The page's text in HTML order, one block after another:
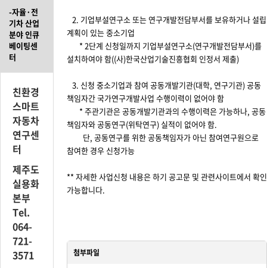
2. 기업부설연구소 또는 연구개발전담부서를 보유하거나 설립
계획이 있는 중소기업
* 2단계 신청일까지 기업부설연구소(연구개발전담부서)를
설치하여야 함((사)한국산업기술진흥협회 인정서 제출)
3. 신청 중소기업과 참여 공동개발기관(대학, 연구기관) 공동
책임자간 국가연구개발사업 수행이력이 없어야 함
* 주관기관은 공동개발기관과의 수행이력은 가능하나, 공동
책임자와 공동연구(위탁연구) 실적이 없어야 함.
단, 공동연구를 위한 공동책임자가 아닌 참여연구원으로
참여한 경우 신청가능
** 자세한 사업신청 내용은 하기 공고문 및 관련사이트에서 확인
가능합니다.
첨부파일
-자율·전
기차 산업
분야 인큐
베이팅센
터
친환경
스마트
자동차
연구센
터
제주도
실용화
본부
Tel.
064-
721-
3571